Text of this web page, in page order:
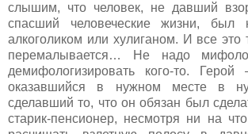
слышим, что человек, не давший
спасший человеческие жизни,
алкоголиком или хулиганом. И все это
перемалывается… Не надо
демифологизировать кого-то.
оказавшийся в нужном месте в
сделавший то, что он обязан был
старик-пенсионер, несмотря ни на